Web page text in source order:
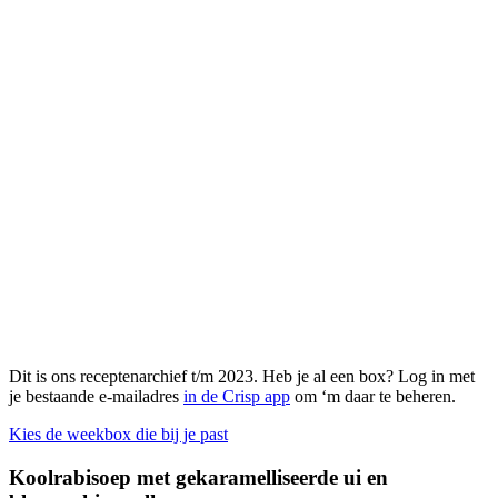
Dit is ons receptenarchief t/m 2023. Heb je al een box? Log in met
je bestaande e-mailadres in de Crisp app om ‘m daar te beheren.
Kies de weekbox die bij je past
Koolrabisoep met gekaramelliseerde ui en